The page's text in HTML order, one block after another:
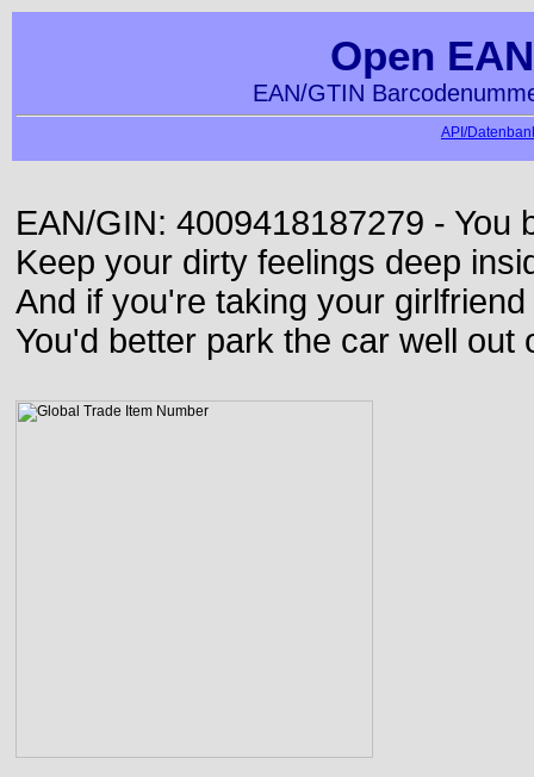
Open
EAN/GTIN
API/
EAN/GIN: 4009418187279 - You
Keep your dirty feelings deep
And if you're taking your
You'd better park the car well out